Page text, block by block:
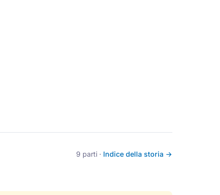
9 parti · Indice della storia →